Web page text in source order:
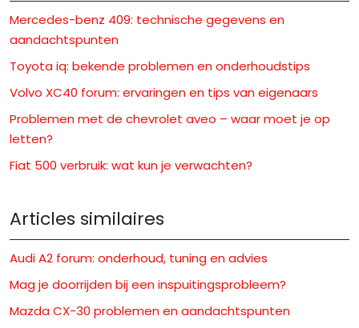
Mercedes-benz 409: technische gegevens en
aandachtspunten
Toyota iq: bekende problemen en onderhoudstips
Volvo XC40 forum: ervaringen en tips van eigenaars
Problemen met de chevrolet aveo – waar moet je op
letten?
Fiat 500 verbruik: wat kun je verwachten?
Articles similaires
Audi A2 forum: onderhoud, tuning en advies
Mag je doorrijden bij een inspuitingsprobleem?
Mazda CX-30 problemen en aandachtspunten